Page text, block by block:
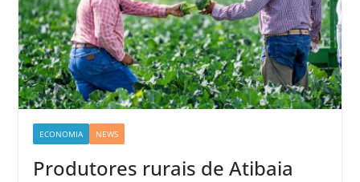
ECONOMIA NEWS
Produtores rurais de Atibaia